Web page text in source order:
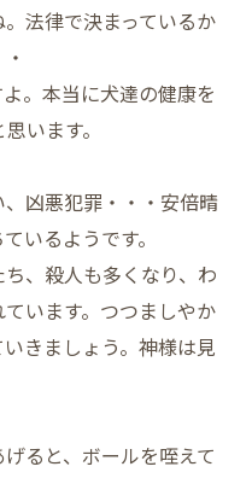
法律で決まっているか
。本当に犬達の健康を
います。
凶悪犯罪・・・安倍晴
いるようです。
、殺人も多くなり、わ
います。つつましやか
きましょう。神様は見
ると、ボールを咥えて